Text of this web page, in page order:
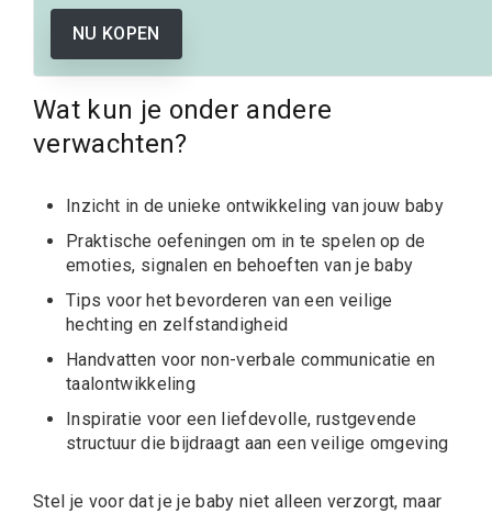
NU KOPEN
Wat kun je onder andere
verwachten?
Inzicht in de unieke ontwikkeling van jouw baby
Praktische oefeningen om in te spelen op de
emoties, signalen en behoeften van je baby
Tips voor het bevorderen van een veilige
hechting en zelfstandigheid
Handvatten voor non-verbale communicatie en
taalontwikkeling
Inspiratie voor een liefdevolle, rustgevende
structuur die bijdraagt aan een veilige omgeving
Stel je voor dat je je baby niet alleen verzorgt, maar